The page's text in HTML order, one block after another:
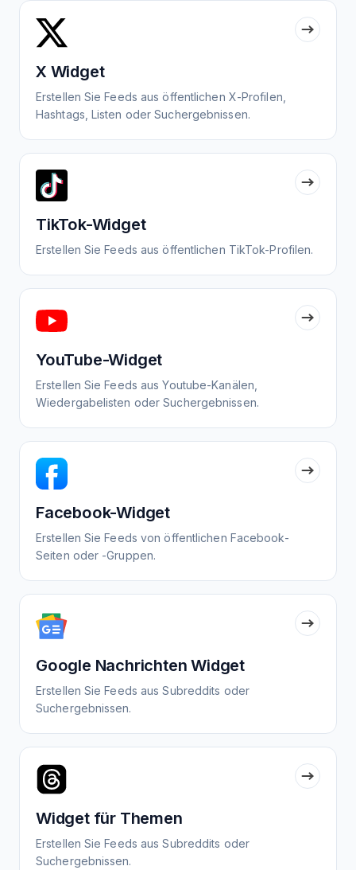
X Widget
Erstellen Sie Feeds aus öffentlichen X-Profilen,
Hashtags, Listen oder Suchergebnissen.
TikTok-Widget
Erstellen Sie Feeds aus öffentlichen TikTok-Profilen.
YouTube-Widget
Erstellen Sie Feeds aus Youtube-Kanälen,
Wiedergabelisten oder Suchergebnissen.
Facebook-Widget
Erstellen Sie Feeds von öffentlichen Facebook-
Seiten oder -Gruppen.
Google Nachrichten Widget
Erstellen Sie Feeds aus Subreddits oder
Suchergebnissen.
Widget für Themen
Erstellen Sie Feeds aus Subreddits oder
Suchergebnissen.